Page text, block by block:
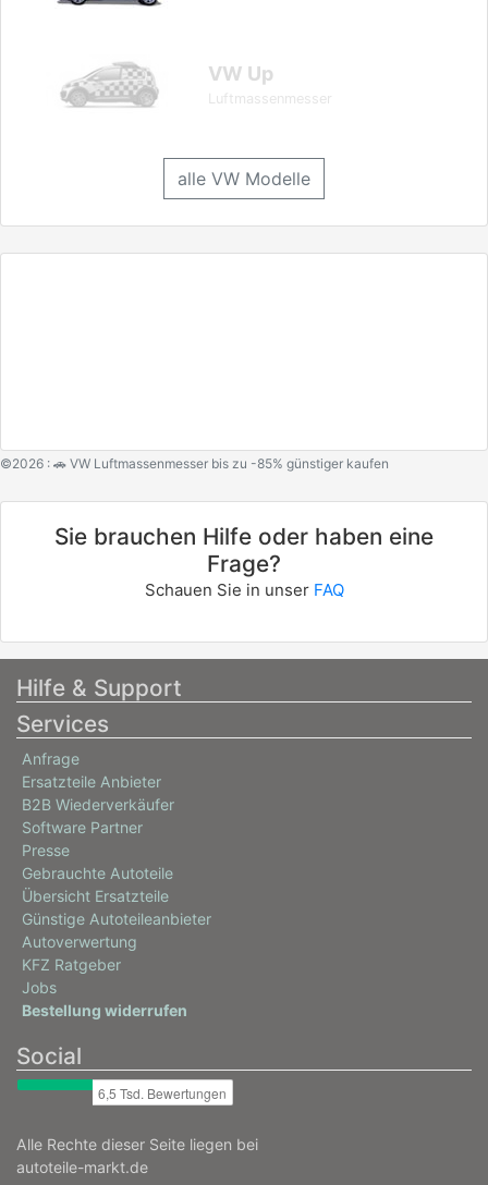
VW Up
Luftmassenmesser
alle VW Modelle
©2026 : 🚗 VW Luftmassenmesser bis zu -85% günstiger kaufen
Sie brauchen Hilfe oder haben eine
Frage?
Schauen Sie in unser FAQ
Hilfe & Support
Services
Anfrage
Ersatzteile Anbieter
B2B Wiederverkäufer
Software Partner
Presse
Gebrauchte Autoteile
Übersicht Ersatzteile
Günstige Autoteileanbieter
Autoverwertung
KFZ Ratgeber
Jobs
Bestellung widerrufen
Social
Alle Rechte dieser Seite liegen bei
autoteile-markt.de